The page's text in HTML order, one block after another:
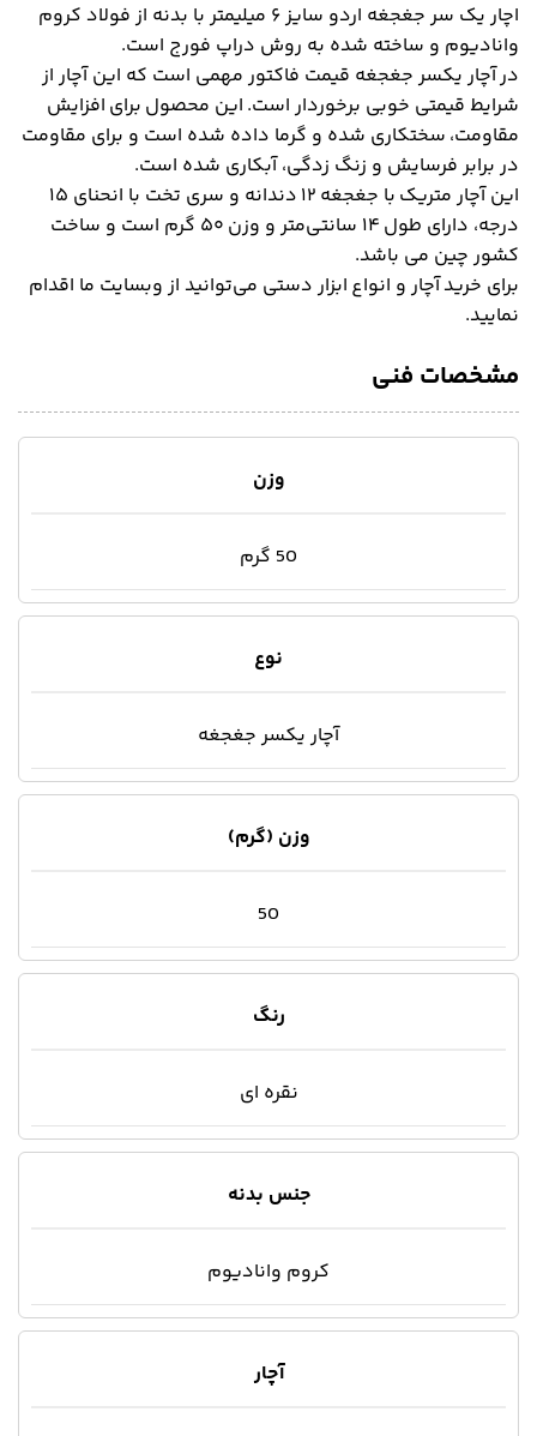
اچار یک سر جغجغه اردو سایز ۶ میلیمتر با بدنه از فولاد کروم
وانادیوم و ساخته شده به روش دراپ فورج است.
در آچار یکسر جغجغه قیمت فاکتور مهمی است که این آچار از
شرایط قیمتی خوبی برخوردار است. این محصول برای افزایش
مقاومت، سختکاری شده و گرما داده شده است و برای مقاومت
در برابر فرسایش و زنگ زدگی، آبکاری شده است.
این آچار متریک با جغجغه ۱۲ دندانه‌ و سری تخت با انحنای ۱۵
درجه، دارای طول ۱۴ سانتی‌متر و وزن ۵۰ گرم است و ساخت
کشور چین می باشد.
برای خرید آچار و انواع ابزار دستی می‌توانید از وبسایت ما اقدام
نمایید.
مشخصات فنی
وزن
50 گرم
نوع
آچار یکسر جغجغه
وزن (گرم)
50
رنگ
نقره ای
جنس بدنه
کروم وانادیوم
آچار